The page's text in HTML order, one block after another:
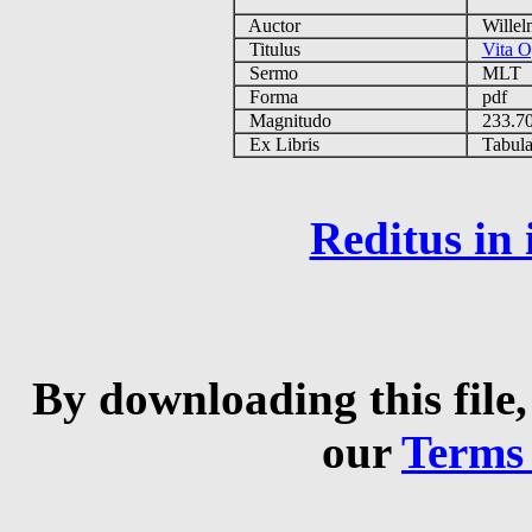
Auctor
Titulus
Vita
Sermo
MLT
Forma
pdf
Magnitudo
Ex Libris
Reditus in
By downloading this
our